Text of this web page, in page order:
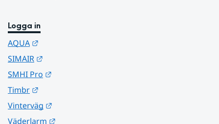
Logga in
AQUA
SIMAIR
SMHI Pro
Timbr
Vinterväg
Väderlarm